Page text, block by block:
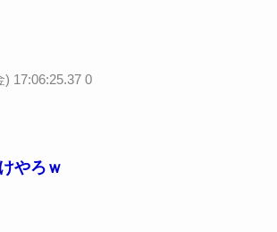
) 17:06:25.37 0
やろｗ